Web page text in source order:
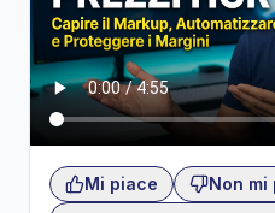
Mi piace Non mi